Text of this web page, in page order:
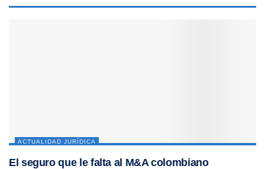
ACTUALIDAD JURÍDICA
El seguro que le falta al M&A colombiano